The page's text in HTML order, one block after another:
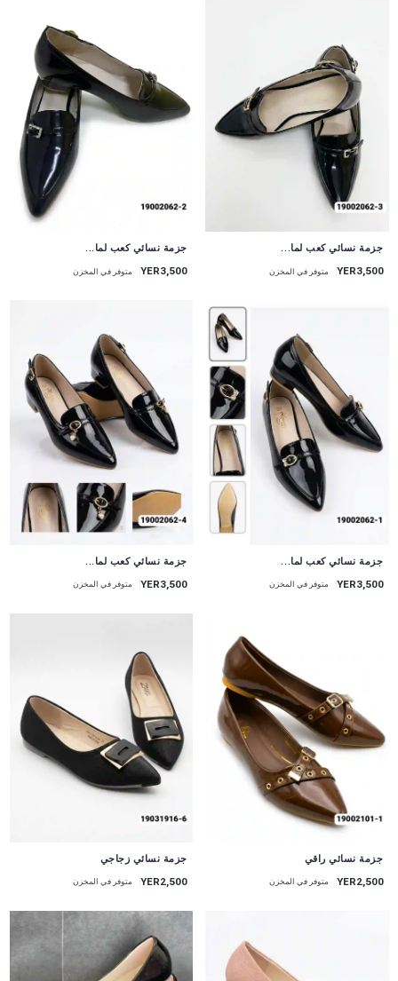
جزمة نسائي كعب لما...
YER3,500 متوفر في المخزن
جزمة نسائي كعب لما...
YER3,500 متوفر في المخزن
جزمة نسائي كعب لما...
YER3,500 متوفر في المخزن
جزمة نسائي كعب لما...
YER3,500 متوفر في المخزن
جزمة نسائي راقي
YER2,500 متوفر في المخزن
جزمة نسائي زجاجي
YER2,500 متوفر في المخزن